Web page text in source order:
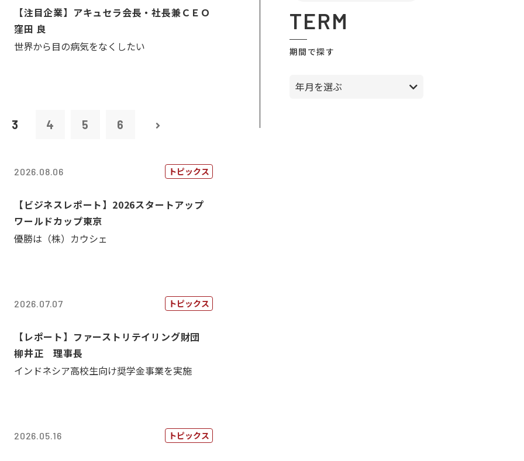
【注目企業】アキュセラ会長・社長兼ＣＥＯ
窪田 良
世界から目の病気をなくしたい
3 4 5 6
2026.08.06 トピックス
【ビジネスレポート】2026スタートアップ
ワールドカップ東京
優勝は（株）カウシェ
2026.07.07 トピックス
【レポート】ファーストリテイリング財団
柳井正 理事長
インドネシア高校生向け奨学金事業を実施
2026.05.16 トピックス
TERM
期間で探す
年月を選ぶ